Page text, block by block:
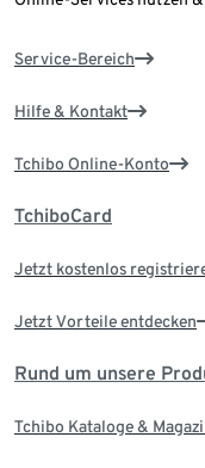
Service-Bereich
Hilfe & Kontakt
Tchibo Online-Konto
TchiboCard
Jetzt kostenlos
Jetzt Vorteile entdecken
Rund um unsere
Tchibo Kataloge &